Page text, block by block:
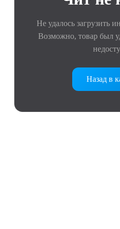
Не удалось загрузить
Возможно, товар был
Назад в